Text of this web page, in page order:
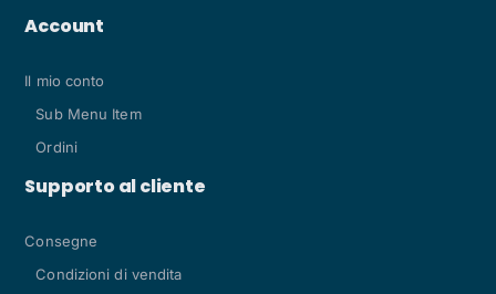
Account
Il mio conto
Sub Menu Item
Ordini
Supporto al cliente
Consegne
Condizioni di vendita